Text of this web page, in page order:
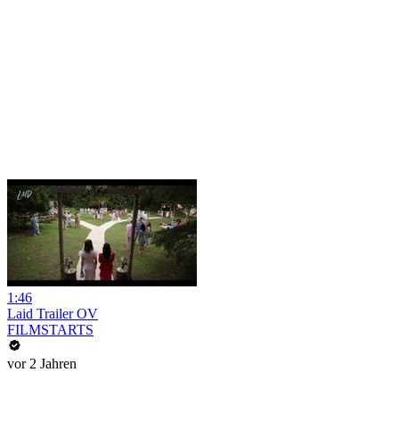
1:46
Laid Trailer OV
FILMSTARTS
vor 2 Jahren